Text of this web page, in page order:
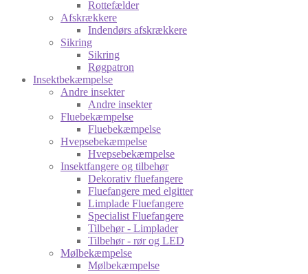
Rottefælder
Afskrækkere
Indendørs afskrækkere
Sikring
Sikring
Røgpatron
Insektbekæmpelse
Andre insekter
Andre insekter
Fluebekæmpelse
Fluebekæmpelse
Hvepsebekæmpelse
Hvepsebekæmpelse
Insektfangere og tilbehør
Dekorativ fluefangere
Fluefangere med elgitter
Limplade Fluefangere
Specialist Fluefangere
Tilbehør - Limplader
Tilbehør - rør og LED
Mølbekæmpelse
Mølbekæmpelse